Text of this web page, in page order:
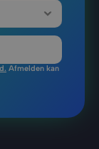
Afmelden kan